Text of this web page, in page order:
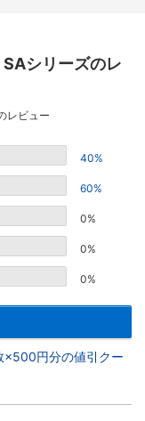
シリーズのレ
レビュー
40%
60%
0%
0%
0%
×500円分の値引クー